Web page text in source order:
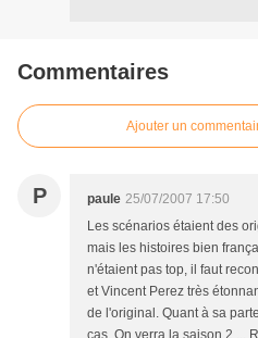
Commentaires
Ajouter un
P paule 25/07/2007 17:50
Les scénarios étaient des
mais les histoires bien
n'étaient pas top, il faut
et Vincent Perez très
de l'original. Quant à sa
cas. On verra la saison 2 ...